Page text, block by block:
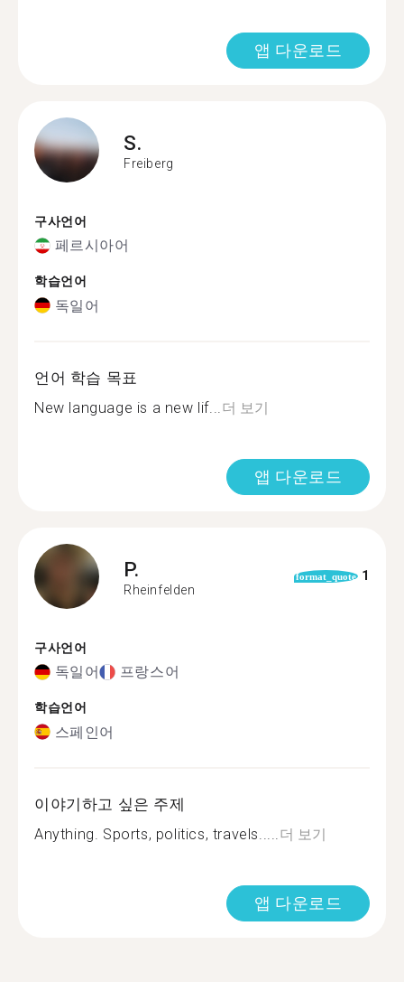
앱 다운로드
S.
Freiberg
구사언어
페르시아어
학습언어
독일어
언어 학습 목표
New language is a new lif... 더 보기
앱 다운로드
P.
Rheinfelden
format_quote 1
구사언어
독일어 프랑스어
학습언어
스페인어
이야기하고 싶은 주제
Anything. Sports, politics, travels..... 더 보기
앱 다운로드